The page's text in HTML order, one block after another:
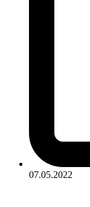
07.05.2022